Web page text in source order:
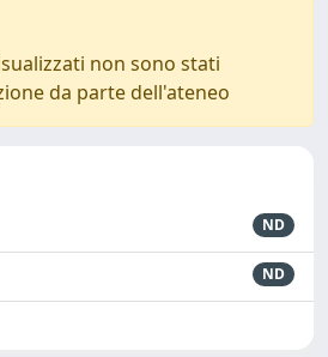
non sono stati
da parte dell'ateneo
ND
ND